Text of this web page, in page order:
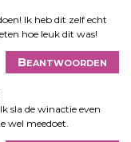
Ik heb dit zelf echt
hoe leuk dit was!
Beantwoorden
sla de winactie even
wel meedoet.